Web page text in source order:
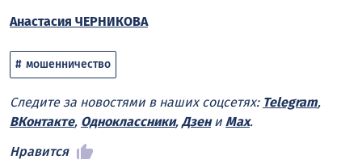
Анастасия ЧЕРНИКОВА
мошенничество
Следите за новостями в наших соцсетях: Telegram,
ВКонтакте, Одноклассники, Дзени Max.
Нравится